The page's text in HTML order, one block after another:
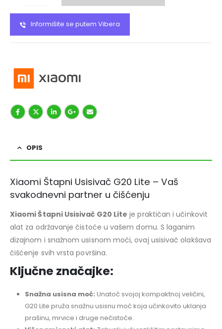
Informišite se putem Vibera
OPIS
Xiaomi Štapni Usisivač G20 Lite – Vaš
svakodnevni partner u čišćenju
Xiaomi Štapni Usisivač G20 Lite je praktičan i učinkovit
alat za održavanje čistoće u vašem domu. S laganim
dizajnom i snažnom usisnom moći, ovaj usisivač olakšava
čišćenje svih vrsta površina.
Ključne značajke:
Snažna usisna moć: Unatoč svojoj kompaktnoj veličini,
G20 Lite pruža snažnu usisnu moć koja učinkovito uklanja
prašinu, mrvice i druge nečistoće.